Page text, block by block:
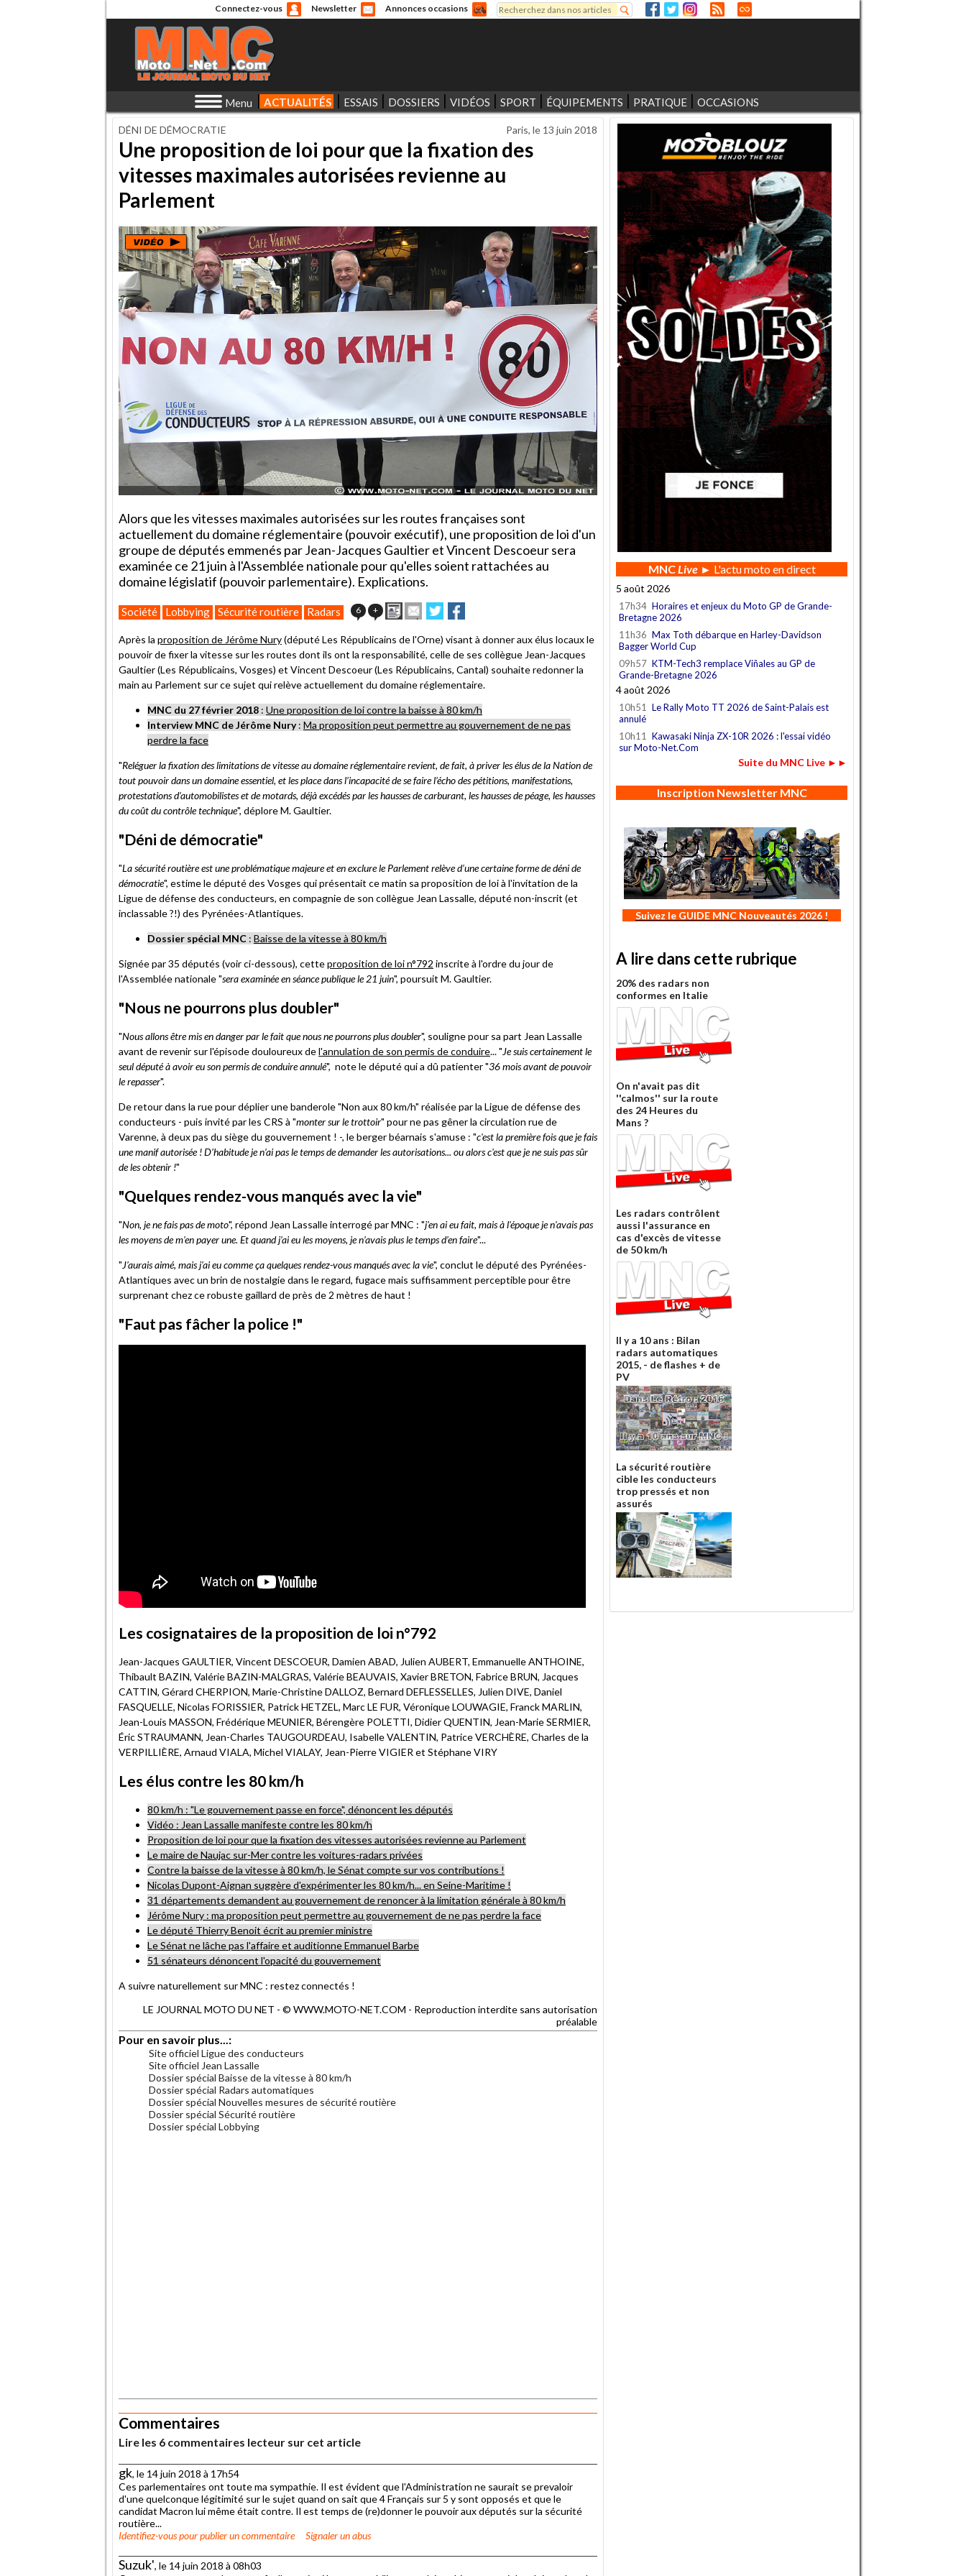
Connectez-vous Newsletter Annonces occasions
Formulaire de recherche
Rechercher
Menu ACTUALITÉS ESSAIS DOSSIERS VIDÉOS SPORT ÉQUIPEMENTS PRATIQUE OCCASIONS
DÉNI DE DÉMOCRATIE Paris, le 13 juin 2018
Une proposition de loi pour que la fixation des
vitesses maximales autorisées revienne au
Parlement
Alors que les vitesses maximales autorisées sur les routes françaises sont
actuellement du domaine réglementaire (pouvoir exécutif), une proposition de loi d'un
groupe de députés emmenés par Jean-Jacques Gaultier et Vincent Descoeur sera
examinée ce 21 juin à l'Assemblée nationale pour qu'elles soient rattachées au
domaine législatif (pouvoir parlementaire). Explications.
Société Lobbying Sécurité routière Radars 6 + ImprimerEnvoyer
cet
à
un
ami
Partager
sur
Twitter
sur
Après la proposition de Jérôme Nury(député Les Républicains de l'Orne) visant à donner aux élus locaux le
pouvoir de fixer la vitesse sur les routes dont ils ont la responsabilité, celle de ses collègue Jean-Jacques
Gaultier (Les Républicains, Vosges) et Vincent Descoeur (Les Républicains, Cantal) souhaite redonner la
main au Parlement sur ce sujet qui relève actuellement du domaine réglementaire.
MNC du 27 février 2018 : Une proposition de loi contre la baisse à 80 km/h
Interview MNC de Jérôme Nury: Ma proposition peut permettre au gouvernement de ne pas
perdre la face
"Reléguer la fixation des limitations de vitesse au domaine réglementaire revient, de fait, à priver les élus de la Nation de
tout pouvoir dans un domaine essentiel, et les place dans l’incapacité de se faire l’écho des pétitions, manifestations,
protestations d’automobilistes et de motards, déjà excédés par les hausses de carburant, les hausses de péage, les hausses
du coût du contrôle technique", déplore M. Gaultier.
"Déni de démocratie"
"La sécurité routière est une problématique majeure et en exclure le Parlement relève d’une certaine forme de déni de
démocratie", estime le député des Vosges qui présentait ce matin sa proposition de loi à l'invitation de la
Ligue de défense des conducteurs, en compagnie de son collègue Jean Lassalle, député non-inscrit (et
inclassable ?!) des Pyrénées-Atlantiques.
Dossier spécial MNC : Baisse de la vitesse à 80 km/h
Signée par 35 députés (voir ci-dessous), cetteproposition de loi n°792 inscrite à l'ordre du jour de
l'Assemblée nationale "sera examinée en séance publique le 21 juin", poursuit M. Gaultier.
"Nous ne pourrons plus doubler"
"Nous allons être mis en danger par le fait que nous ne pourrons plus doubler", souligne pour sa part Jean Lassalle
avant de revenir sur l'épisode douloureux del'annulation de son permis de conduire... "Je suis certainement le
seul député à avoir eu son permis de conduire annulé", note le député qui a dû patienter "36 mois avant de pouvoir
le repasser".
De retour dans la rue pour déplier une banderole "Non aux 80 km/h" réalisée par la Ligue de défense des
conducteurs - puis invité par les CRS à "monter sur le trottoir" pour ne pas gêner la circulation rue de
Varenne, à deux pas du siège du gouvernement ! -, le berger béarnais s'amuse : "c'est la première fois que je fais
une manif autorisée ! D’habitude je n’ai pas le temps de demander les autorisations... ou alors c'est que je ne suis pas sûr
de les obtenir !"
"Quelques rendez-vous manqués avec la vie"
"Non, je ne fais pas de moto", répond Jean Lassalle interrogé par MNC : "j'en ai eu fait, mais à l'époque je n'avais pas
les moyens de m'en payer une. Et quand j’ai eu les moyens, je n’avais plus le temps d’en faire"...
"J’aurais aimé, mais j'ai eu comme ça quelques rendez-vous manqués avec la vie", conclut le député des Pyrénées-
Atlantiques avec un brin de nostalgie dans le regard, fugace mais suffisamment perceptible pour être
surprenant chez ce robuste gaillard de près de 2 mètres de haut !
"Faut pas fâcher la police !"
Les cosignataires de la proposition de loi n°792
Jean-Jacques GAULTIER, Vincent DESCOEUR, Damien ABAD, Julien AUBERT, Emmanuelle ANTHOINE,
Thibault BAZIN, Valérie BAZIN-MALGRAS, Valérie BEAUVAIS, Xavier BRETON, Fabrice BRUN, Jacques
CATTIN, Gérard CHERPION, Marie-Christine DALLOZ, Bernard DEFLESSELLES, Julien DIVE, Daniel
FASQUELLE, Nicolas FORISSIER, Patrick HETZEL, Marc LE FUR, Véronique LOUWAGIE, Franck MARLIN,
Jean-Louis MASSON, Frédérique MEUNIER, Bérengère POLETTI, Didier QUENTIN, Jean-Marie SERMIER,
Éric STRAUMANN, Jean-Charles TAUGOURDEAU, Isabelle VALENTIN, Patrice VERCHÈRE, Charles de la
VERPILLIÈRE, Arnaud VIALA, Michel VIALAY, Jean-Pierre VIGIER et Stéphane VIRY
Les élus contre les 80 km/h
80 km/h : "Le gouvernement passe en force", dénoncent les députés
Vidéo : Jean Lassalle manifeste contre les 80 km/h
Proposition de loi pour que la fixation des vitesses autorisées revienne au Parlement
Le maire de Naujac sur-Mer contre les voitures-radars privées
Contre la baisse de la vitesse à 80 km/h, le Sénat compte sur vos contributions !
Nicolas Dupont-Aignan suggère d'expérimenter les 80 km/h... en Seine-Maritime !
31 départements demandent au gouvernement de renoncer à la limitation générale à 80 km/h
Jérôme Nury : ma proposition peut permettre au gouvernement de ne pas perdre la face
Le député Thierry Benoit écrit au premier ministre
Le Sénat ne lâche pas l'affaire et auditionne Emmanuel Barbe
51 sénateurs dénoncent l'opacité du gouvernement
A suivre naturellement sur MNC : restez connectés !
LE JOURNAL MOTO DU NET - © WWW.MOTO-NET.COM - Reproduction interdite sans autorisation
préalable
Pour en savoir plus...:
Site officiel Ligue des conducteurs
Site officiel Jean Lassalle
Dossier spécial Baisse de la vitesse à 80 km/h
Dossier spécial Radars automatiques
Dossier spécial Nouvelles mesures de sécurité routière
Dossier spécial Sécurité routière
Dossier spécial Lobbying
Commentaires
Lire les 6 commentaires lecteur sur cet article
gk, le 14 juin 2018 à 17h54
Ces parlementaires ont toute ma sympathie. Il est évident que l'Administration ne saurait se prevaloir
d'une quelconque légitimité sur le sujet quand on sait que 4 Français sur 5 y sont opposés et que le
candidat Macron lui même était contre. Il est temps de (re)donner le pouvoir aux députés sur la sécurité
routière...
Identifiez-vouspour publier un commentaire Signaler un abus
Suzuk', le 14 juin 2018 à 08h03
MNCLive► L'actu moto en direct
5 août 2026
17h34 Horaires et enjeux du Moto GP de Grande-
Bretagne 2026
11h36 Max Toth débarque en Harley-Davidson
Bagger World Cup
09h57 KTM-Tech3 remplace Viñales au GP de
Grande-Bretagne 2026
4 août 2026
10h51
Le Rally Moto TT 2026 de Saint-Palais est
annulé
10h11
Kawasaki Ninja ZX-10R 2026 : l'essai vidéo
sur Moto-Net.Com
Suite du MNC Live ►►
Inscription Newsletter MNC
Suivez le GUIDE MNC Nouveautés 2026 !
A lire dans cette rubrique
20% des radars non
conformes en Italie
On n'avait pas dit
''calmos'' sur la route
des 24 Heures du
Mans ?
Les radars contrôlent
aussi l'assurance en
cas d'excès de vitesse
de 50 km/h
Il y a 10 ans : Bilan
radars automatiques
2015, - de flashes + de
PV
La sécurité routière
cible les conducteurs
trop pressés et non
assurés